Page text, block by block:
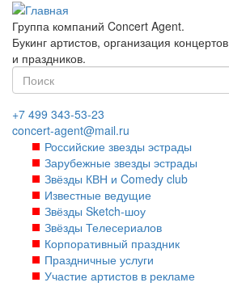
Перейти
основному
содержанию
Группа компаний Concert Agent.
Букинг артистов, организация концертов
и праздников.
Форма
поиска
+7 499 343-53-23
concert-agent@mail.ru
Российские звезды эстрады
Зарубежные звезды эстрады
Звёзды КВН и Comedy club
Известные ведущие
Звёзды Sketch-шоу
Звёзды Телесериалов
Корпоративный праздник
Праздничные услуги
Участие артистов в рекламе